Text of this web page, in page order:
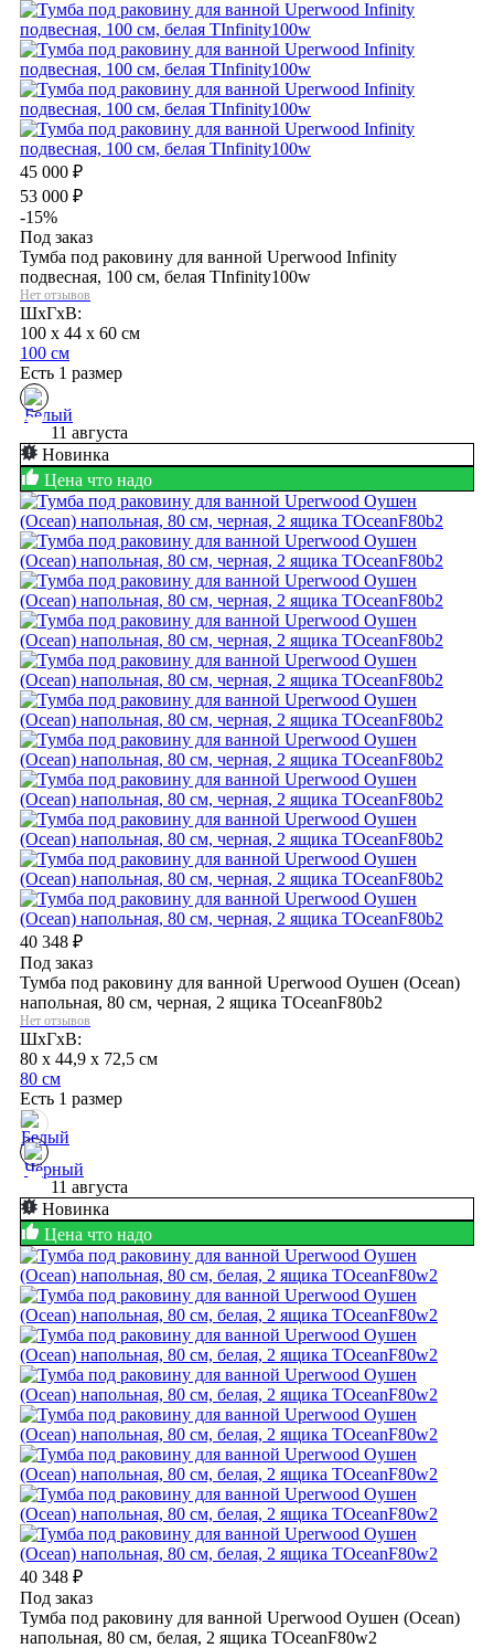
45 000 ₽
53 000 ₽
-15%
Под заказ
Тумба под раковину для ванной Uperwood Infinity
подвесная, 100 см, белая TInfinity100w
Нет отзывов
ШхГхВ:
100 x 44 x 60 см
100 см
Есть 1 размер
11 августа
Новинка
Цена что надо
40 348 ₽
Под заказ
Тумба под раковину для ванной Uperwood Оушен (Ocean)
напольная, 80 см, черная, 2 ящика TOceanF80b2
Нет отзывов
ШхГхВ:
80 x 44,9 x 72,5 см
80 см
Есть 1 размер
11 августа
Новинка
Цена что надо
40 348 ₽
Под заказ
Тумба под раковину для ванной Uperwood Оушен (Ocean)
напольная, 80 см, белая, 2 ящика TOceanF80w2